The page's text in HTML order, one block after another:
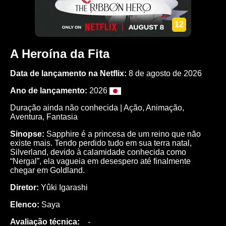
12
A Heroína da Fita
Data de lançamento na Netflix: 8 de agosto de 2026
Ano de lançamento: 2026
Duração ainda não conhecida | Ação, Animação,
Aventura, Fantasia
Sinopse: Sapphire é a princesa de um reino que não
existe mais. Tendo perdido tudo em sua terra natal,
Silverland, devido à calamidade conhecida como
“Nergal”, ela vagueia em desespero até finalmente
chegar em Goldland.
Diretor: Yûki Igarashi
Elenco: Saya
Avaliação técnica:
-